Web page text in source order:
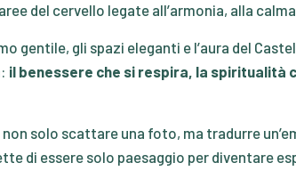
del cervello legate all’armonia, alla
gentile, gli spazi eleganti e l’aura del
il benessere che si respira, la spiritualità
solo scattare una foto, ma tradurre
di essere solo paesaggio per diventare